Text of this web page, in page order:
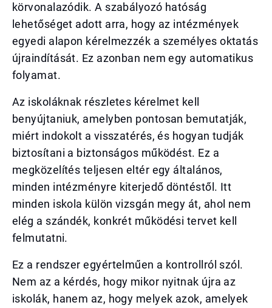
körvonalazódik. A szabályozó hatóság
lehetőséget adott arra, hogy az intézmények
egyedi alapon kérelmezzék a személyes oktatás
újraindítását. Ez azonban nem egy automatikus
folyamat.
Az iskoláknak részletes kérelmet kell
benyújtaniuk, amelyben pontosan bemutatják,
miért indokolt a visszatérés, és hogyan tudják
biztosítani a biztonságos működést. Ez a
megközelítés teljesen eltér egy általános,
minden intézményre kiterjedő döntéstől. Itt
minden iskola külön vizsgán megy át, ahol nem
elég a szándék, konkrét működési tervet kell
felmutatni.
Ez a rendszer egyértelműen a kontrollról szól.
Nem az a kérdés, hogy mikor nyitnak újra az
iskolák, hanem az, hogy melyek azok, amelyek